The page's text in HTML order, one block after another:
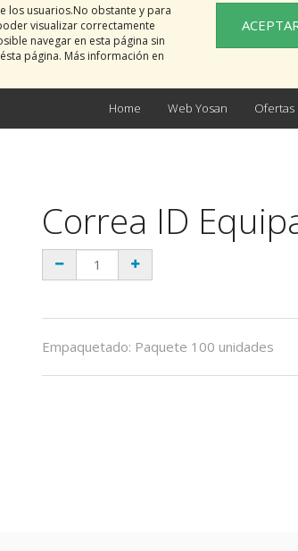
los usuarios.No obstante y para
visualizar correctamente
navegar en esta página sin
página. Más información en
Home Web Yosan Ofertas
Correa ID
Empaquetado: Paquete 100 unidades